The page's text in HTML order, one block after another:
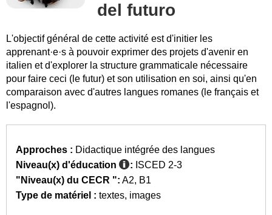
del futuro
L'objectif général de cette activité est d'initier les
apprenant·e·s à pouvoir exprimer des projets d'avenir en
italien et d'explorer la structure grammaticale nécessaire
pour faire ceci (le futur) et son utilisation en soi, ainsi qu'en
comparaison avec d'autres langues romanes (le français et
l'espagnol).
Approches : Didactique intégrée des langues
Niveau(x) d'éducation
: ISCED 2-3
"Niveau(x) du CECR ": A2
B1
Type de matériel : textes images